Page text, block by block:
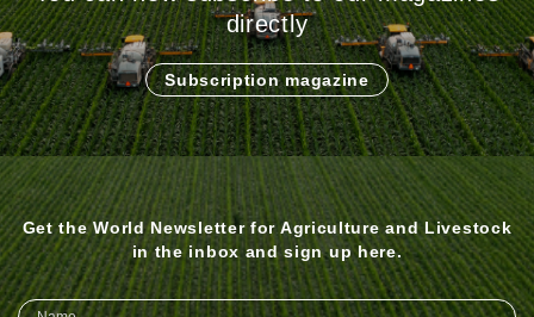
directly
Subscription magazine
Get the World Newsletter for Agriculture and Livestock
in the inbox and sign up here.